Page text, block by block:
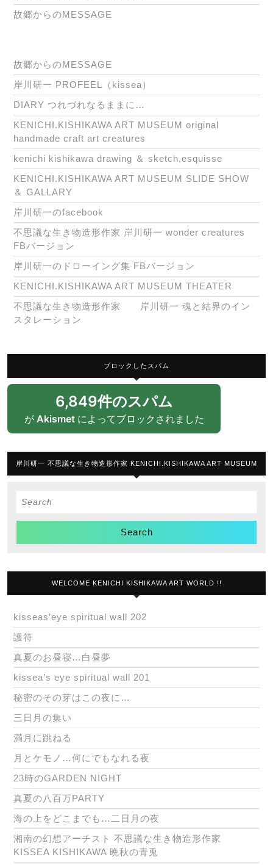
故郷からのMESSAGE
故郷からのMESSAGE
岸川研一 PROFEEL（kissea）
DIARY つれづれなるままに…
KENICHI.KISHIKAWA ART MUSEUM original
handmade craft art creatures
kenichi kishikawa drawing ＆ sketch,esquisse
KENICHI.KISHIKAWA ART MUSEUM SLIDE SHOW
＆ GALLARY
岸川研一のfacebook
不思議な生き物造形作家 岸川研一 wonder creatures
FBバージョン
岸川研一のドローイング集 FBバージョン
KENICHI.KISHIKAWA ART MUSEUM THEATER
不思議な生き物造形作家 岸川研一 魂と結界のイン
スタレーション
ブロックしたスパム
6,849件のスパム
が Akismetによってブロックされました
岸川研一 不思議な生き物造形作家 KENICHI.KISHIKAWA ART MUSEUM
Search
WELCOME KENICHI KISHIKAWA ART WORLD !!
kisseas’eye spiritual wall 202
護符
真夏のお昼寝…白昼夢
kissea’s eye spiritual wall 201
秘密のその芽はこの夜に…
三日月の集い
満月に跳ねる
月とケモノ…何にでもなれる夜
23時のGARDEN NIGHT
真夏の八百万PARTY
海の上をどこまでも…二日月の夜
湘南の幻想アーチスト 不思議な生き物造形作家
KISSEA KISHIKAWA 晩秋の青兎